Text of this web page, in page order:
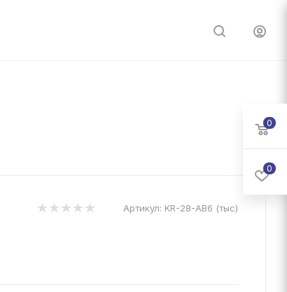
Артикул: KR-28-AB6 (тыс)
0
0